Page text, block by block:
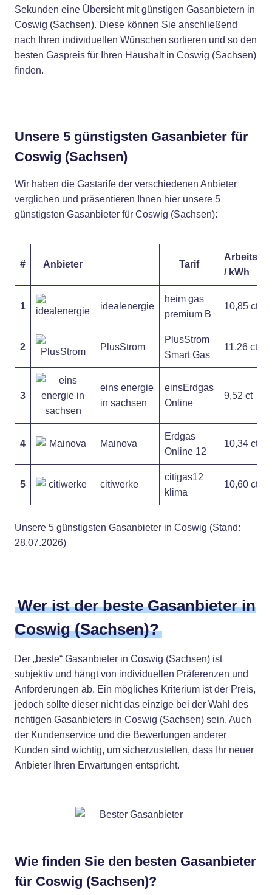
Sekunden eine Übersicht mit günstigen Gasanbietern in
Coswig (Sachsen). Diese können Sie anschließend
nach Ihren individuellen Wünschen sortieren und so den
besten Gaspreis für Ihren Haushalt in Coswig (Sachsen)
finden.
Unsere 5 günstigsten Gasanbieter für
Coswig (Sachsen)
Wir haben die Gastarife der verschiedenen Anbieter
verglichen und präsentieren Ihnen hier unsere 5
günstigsten Gasanbieter für Coswig (Sachsen):
# Anbieter Tarif
/ kWh
1 idealenergie
heim gas
premium B
10,85 ct
2 PlusStrom
PlusStrom
Smart Gas
11,26 ct
3
eins energie
in sachsen
einsErdgas
Online
9,52 ct
4 Mainova
Erdgas
Online 12
10,34 ct
5 citiwerke
citigas12
klima
10,60 ct
Unsere 5 günstigsten Gasanbieter in Coswig (Stand:
28.07.2026)
Wer ist der beste Gasanbieter in
Coswig (Sachsen)?
Der „beste“ Gasanbieter in Coswig (Sachsen) ist
subjektiv und hängt von individuellen Präferenzen und
Anforderungen ab. Ein mögliches Kriterium ist der Preis,
jedoch sollte dieser nicht das einzige bei der Wahl des
richtigen Gasanbieters in Coswig (Sachsen) sein. Auch
der Kundenservice und die Bewertungen anderer
Kunden sind wichtig, um sicherzustellen, dass Ihr neuer
Anbieter Ihren Erwartungen entspricht.
Wie finden Sie den besten Gasanbieter
für Coswig (Sachsen)?